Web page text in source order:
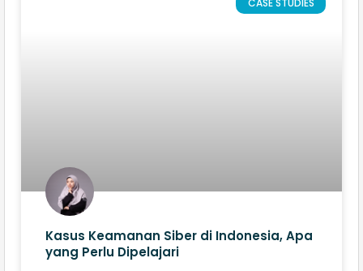
CASE STUDIES
Kasus Keamanan Siber di Indonesia, Apa
yang Perlu Dipelajari